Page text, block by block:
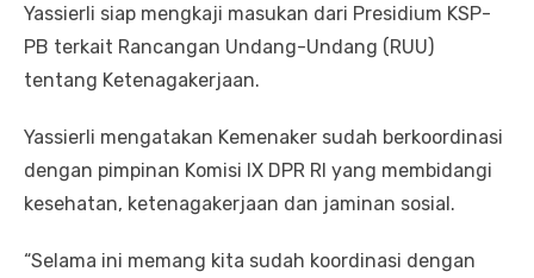
Yassierli siap mengkaji masukan dari Presidium KSP-
PB terkait Rancangan Undang-Undang (RUU)
tentang Ketenagakerjaan.
Yassierli mengatakan Kemenaker sudah berkoordinasi
dengan pimpinan Komisi IX DPR RI yang membidangi
kesehatan, ketenagakerjaan dan jaminan sosial.
“Selama ini memang kita sudah koordinasi dengan